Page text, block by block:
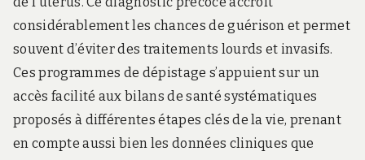
considérablement les chances de guérison et permet
souvent d’éviter des traitements lourds et invasifs.
Ces programmes de dépistage s’appuient sur un
accès facilité aux bilans de santé systématiques
proposés à différentes étapes clés de la vie, prenant
en compte aussi bien les données cliniques que